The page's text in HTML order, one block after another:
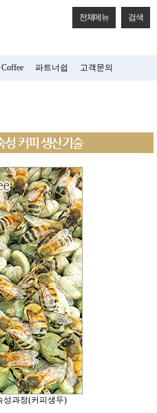
전체메뉴 검색
파트너쉽 고객문의
성 커피 생산기술
과정(커피생두)